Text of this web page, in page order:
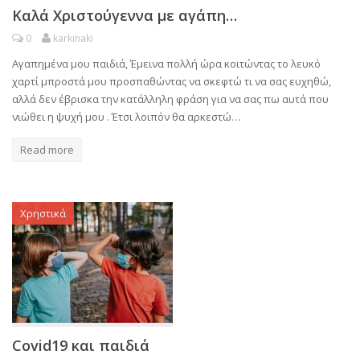
Καλά Χριστούγεννα με αγάπη…
0 karkinaki
Αγαπημένα μου παιδιά, Έμεινα πολλή ώρα κοιτώντας το λευκό
χαρτί μπροστά μου προσπαθώντας να σκεφτώ τι να σας ευχηθώ,
αλλά δεν έβρισκα την κατάλληλη φράση για να σας πω αυτά που
νιώθει η ψυχή μου . Έτσι λοιπόν θα αρκεστώ…
Read more
Χρηστικά
Covid19 και παιδιά